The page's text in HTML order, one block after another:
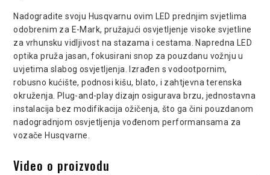
Nadogradite svoju Husqvarnu ovim LED prednjim svjetlima
odobrenim za E-Mark, pružajući osvjetljenje visoke svjetline
za vrhunsku vidljivost na stazama i cestama. Napredna LED
optika pruža jasan, fokusirani snop za pouzdanu vožnju u
uvjetima slabog osvjetljenja. Izrađen s vodootpornim,
robusno kućište, podnosi kišu, blato, i zahtjevna terenska
okruženja. Plug-and-play dizajn osigurava brzu, jednostavna
instalacija bez modifikacija ožičenja, što ga čini pouzdanom
nadogradnjom osvjetljenja vođenom performansama za
vozače Husqvarne.
Video o proizvodu